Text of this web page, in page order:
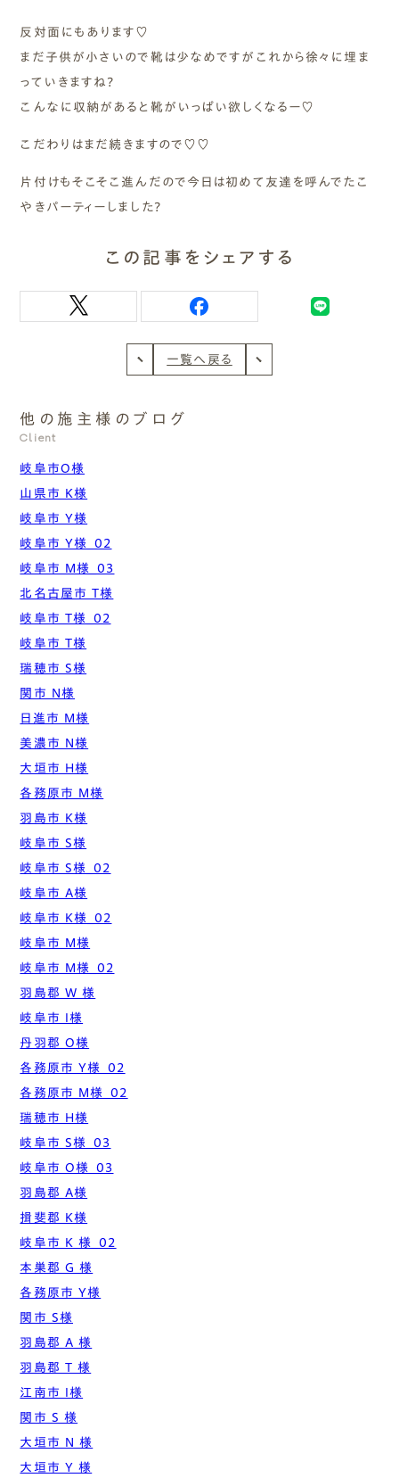
反対面にもあります♡
まだ子供が小さいので靴は少なめですがこれから徐々に埋ま
っていきますね?
こんなに収納があると靴がいっぱい欲しくなるー♡
こだわりはまだ続きますので♡♡
片付けもそこそこ進んだので今日は初めて友達を呼んでたこ
やきパーティーしました?
この記事をシェアする
一覧へ戻る
他の施主様のブログ
Client
岐阜市O様
山県市 K様
岐阜市 Y様
岐阜市 Y様_02
岐阜市 M様_03
北名古屋市 T様
岐阜市 T様_02
岐阜市 T様
瑞穂市 S様
関市 N様
日進市 M様
美濃市 N様
大垣市 H様
各務原市 M様
羽島市 K様
岐阜市 S様
岐阜市 S様_02
岐阜市 A様
岐阜市 K様_02
岐阜市 M様
岐阜市 M様_02
羽島郡 W 様
岐阜市 I様
丹羽郡 O様
各務原市 Y様_02
各務原市 M様_02
瑞穂市 H様
岐阜市 S様_03
岐阜市 O様_03
羽島郡 A様
揖斐郡 K様
岐阜市 K 様_02
本巣郡 G 様
各務原市 Y様
関市 S様
羽島郡 A 様
羽島郡 T 様
江南市 I様
関市 S 様
大垣市 N 様
大垣市 Y 様